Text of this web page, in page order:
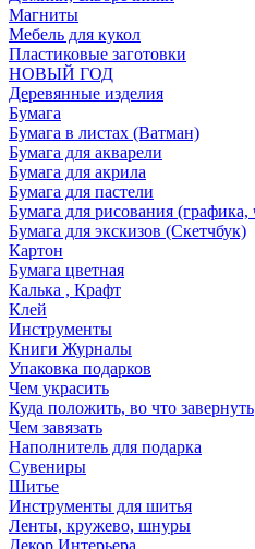
Магниты
Мебель для кукол
Пластиковые заготовки
НОВЫЙ ГОД
Деревянные изделия
Бумага
Бумага в листах (Ватман)
Бумага для акварели
Бумага для акрила
Бумага для пастели
Бумага для рисования (графика,
Бумага для экскизов (Скетчбук)
Картон
Бумага цветная
Калька , Крафт
Клей
Инструменты
Книги Журналы
Упаковка подарков
Чем украсить
Куда положить, во что завернуть
Чем завязать
Наполнитель для подарка
Сувениры
Шитье
Инструменты для шитья
Ленты, кружево, шнуры
Декор Интерьера